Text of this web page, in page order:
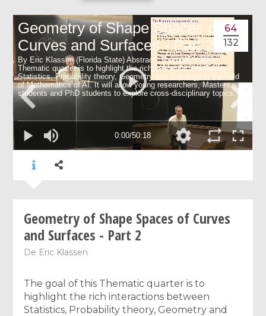
64
132
Geometry of Shape Spaces of Curves
and Surfaces - Part 2
De Eric Klassen
The goal of this Thematic quarter is to
highlight the rich interactions between
Statistics, Probability theory, Geometry and